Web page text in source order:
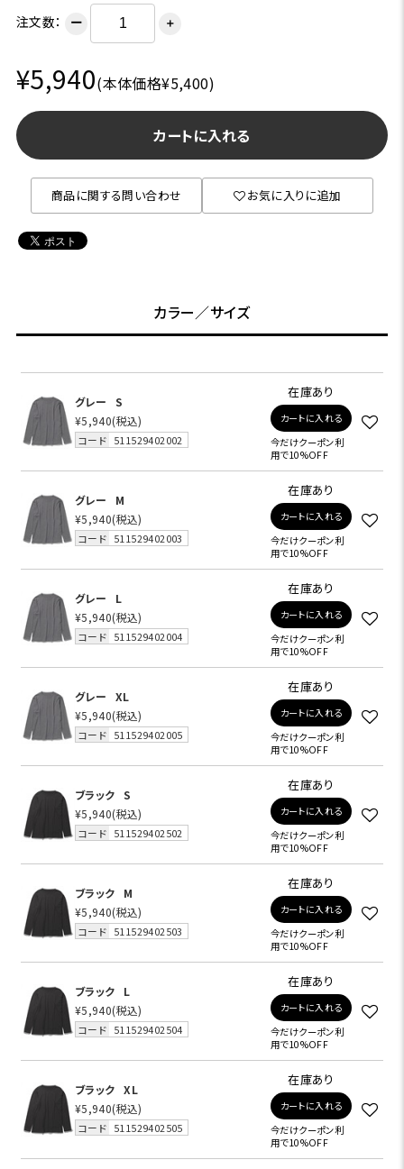
注文数： ー ＋
¥5,940(本体価格¥5,400)
カートに入れる
商品に関する問い合わせ お気に入りに追加
カラー／サイズ
グレー
S
¥5,940(税込)
コード 511529402002
在庫あり
カートに入れる
今だけクーポン利
用で10%OFF
グレー
M
¥5,940(税込)
コード 511529402003
在庫あり
カートに入れる
今だけクーポン利
用で10%OFF
グレー
L
¥5,940(税込)
コード 511529402004
在庫あり
カートに入れる
今だけクーポン利
用で10%OFF
グレー
XL
¥5,940(税込)
コード 511529402005
在庫あり
カートに入れる
今だけクーポン利
用で10%OFF
ブラック
S
¥5,940(税込)
コード 511529402502
在庫あり
カートに入れる
今だけクーポン利
用で10%OFF
ブラック
M
¥5,940(税込)
コード 511529402503
在庫あり
カートに入れる
今だけクーポン利
用で10%OFF
ブラック
L
¥5,940(税込)
コード 511529402504
在庫あり
カートに入れる
今だけクーポン利
用で10%OFF
ブラック
XL
¥5,940(税込)
コード 511529402505
在庫あり
カートに入れる
今だけクーポン利
用で10%OFF